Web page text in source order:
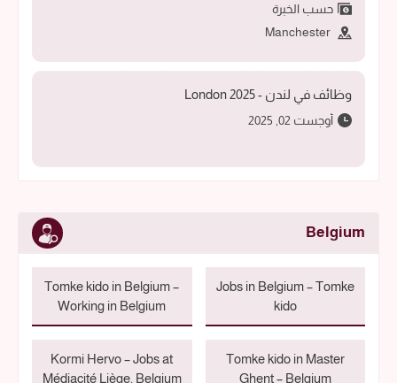
حسب الخبرة
وظائف في لندن - 2025 London
أوجست 02, 2025
Belgium
Jobs in Belgium – Tomke
kido
Tomke kido in Belgium –
Working in Belgium
Tomke kido in Master
Ghent – Belgium
Kormi Hervo – Jobs at
Médiacité Liège, Belgium